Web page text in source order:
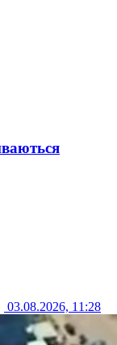
03.08.2026, 11:28